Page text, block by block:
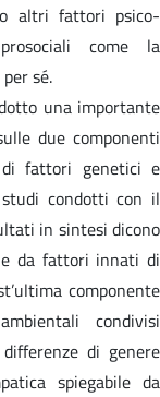
altri fattori psico-
come la
sé.
una importante
due componenti
fattori genetici e
condotti con il
in sintesi dicono
da fattori innati di
componente
condivisi
di genere
spiegabile da